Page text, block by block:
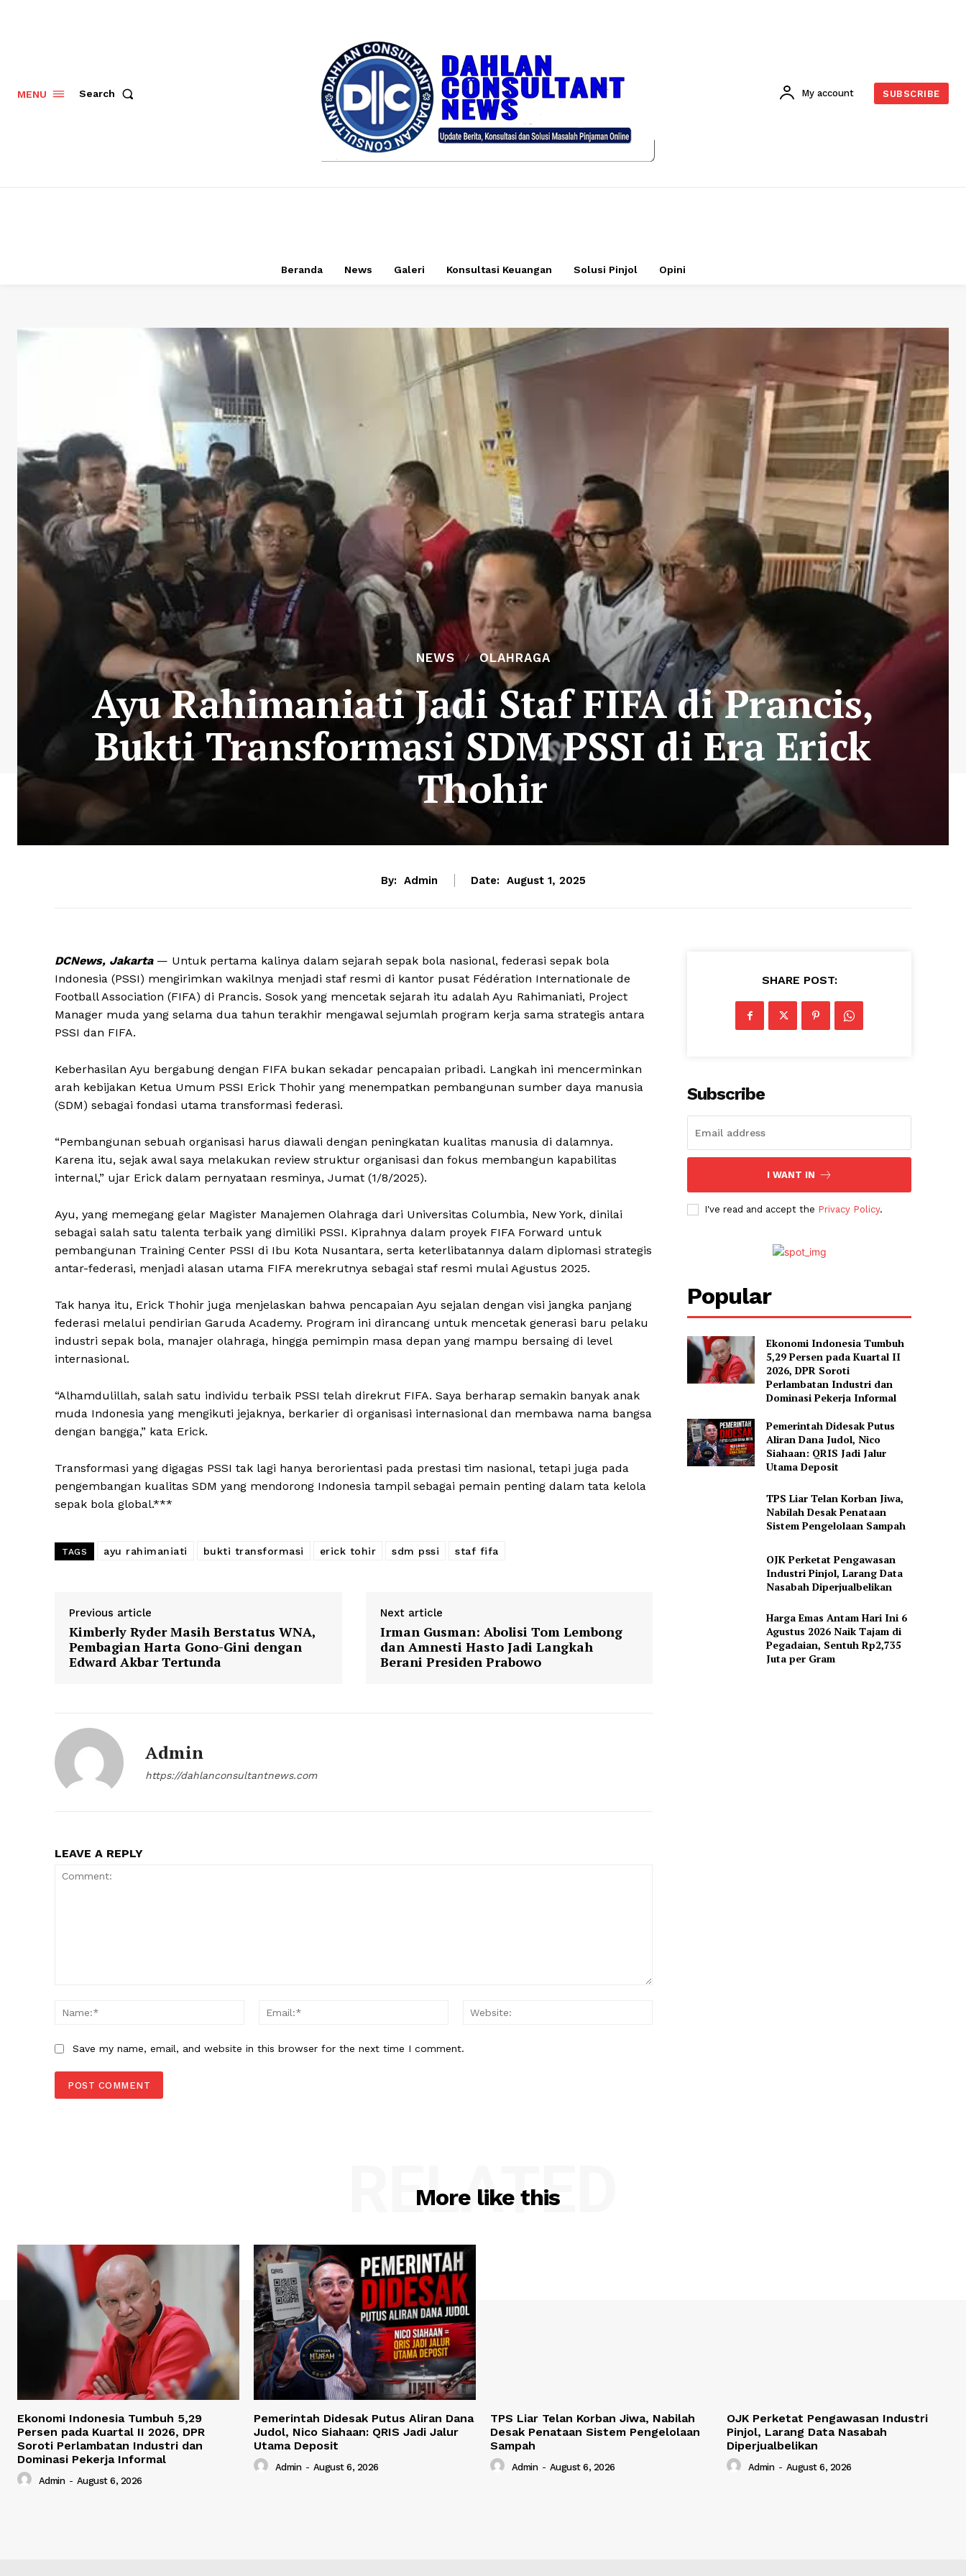
MENU Search My account SUBSCRIBE
Beranda News Galeri Konsultasi Keuangan Solusi Pinjol Opini
NEWS OLAHRAGA
Ayu Rahimaniati Jadi Staf FIFA di Prancis,
Bukti Transformasi SDM PSSI di Era Erick
Thohir
By: Admin Date: August 1, 2025
DCNews, Jakarta— Untuk pertama kalinya dalam sejarah sepak bola nasional, federasi sepak bola
Indonesia (PSSI) mengirimkan wakilnya menjadi staf resmi di kantor pusat Fédération Internationale de
Football Association (FIFA) di Prancis. Sosok yang mencetak sejarah itu adalah Ayu Rahimaniati, Project
Manager muda yang selama dua tahun terakhir mengawal sejumlah program kerja sama strategis antara
PSSI dan FIFA.
Keberhasilan Ayu bergabung dengan FIFA bukan sekadar pencapaian pribadi. Langkah ini mencerminkan
arah kebijakan Ketua Umum PSSI Erick Thohir yang menempatkan pembangunan sumber daya manusia
(SDM) sebagai fondasi utama transformasi federasi.
“Pembangunan sebuah organisasi harus diawali dengan peningkatan kualitas manusia di dalamnya.
Karena itu, sejak awal saya melakukan review struktur organisasi dan fokus membangun kapabilitas
internal,” ujar Erick dalam pernyataan resminya, Jumat (1/8/2025).
Ayu, yang memegang gelar Magister Manajemen Olahraga dari Universitas Columbia, New York, dinilai
sebagai salah satu talenta terbaik yang dimiliki PSSI. Kiprahnya dalam proyek FIFA Forward untuk
pembangunan Training Center PSSI di Ibu Kota Nusantara, serta keterlibatannya dalam diplomasi strategis
antar-federasi, menjadi alasan utama FIFA merekrutnya sebagai staf resmi mulai Agustus 2025.
Tak hanya itu, Erick Thohir juga menjelaskan bahwa pencapaian Ayu sejalan dengan visi jangka panjang
federasi melalui pendirian Garuda Academy. Program ini dirancang untuk mencetak generasi baru pelaku
industri sepak bola, manajer olahraga, hingga pemimpin masa depan yang mampu bersaing di level
internasional.
“Alhamdulillah, salah satu individu terbaik PSSI telah direkrut FIFA. Saya berharap semakin banyak anak
muda Indonesia yang mengikuti jejaknya, berkarier di organisasi internasional dan membawa nama bangsa
dengan bangga,” kata Erick.
Transformasi yang digagas PSSI tak lagi hanya berorientasi pada prestasi tim nasional, tetapi juga pada
pengembangan kualitas SDM yang mendorong Indonesia tampil sebagai pemain penting dalam tata kelola
sepak bola global.***
TAGS ayu rahimaniati bukti transformasi erick tohir sdm pssi staf fifa
Previous article
Kimberly Ryder Masih Berstatus WNA,
Pembagian Harta Gono-Gini dengan
Edward Akbar Tertunda
Next article
Irman Gusman: Abolisi Tom Lembong
dan Amnesti Hasto Jadi Langkah
Berani Presiden Prabowo
Admin
https://dahlanconsultantnews.com
LEAVE A REPLY
Name:*
Email:*
Save my name, email, and website in this browser for the next time I comment.
SHARE POST:
Subscribe
I WANT IN
I've read and accept the Privacy Policy.
Popular
Ekonomi Indonesia Tumbuh
5,29 Persen pada Kuartal II
2026, DPR Soroti
Perlambatan Industri dan
Dominasi Pekerja Informal
Pemerintah Didesak Putus
Aliran Dana Judol, Nico
Siahaan: QRIS Jadi Jalur
Utama Deposit
TPS Liar Telan Korban Jiwa,
Nabilah Desak Penataan
Sistem Pengelolaan Sampah
OJK Perketat Pengawasan
Industri Pinjol, Larang Data
Nasabah Diperjualbelikan
Harga Emas Antam Hari Ini 6
Agustus 2026 Naik Tajam di
Pegadaian, Sentuh Rp2,735
Juta per Gram
More like this
RELATED
Ekonomi Indonesia Tumbuh 5,29
Persen pada Kuartal II 2026, DPR
Soroti Perlambatan Industri dan
Dominasi Pekerja Informal
Admin - August 6, 2026
Pemerintah Didesak Putus Aliran Dana
Judol, Nico Siahaan: QRIS Jadi Jalur
Utama Deposit
Admin - August 6, 2026
TPS Liar Telan Korban Jiwa, Nabilah
Desak Penataan Sistem Pengelolaan
Sampah
Admin - August 6, 2026
OJK Perketat Pengawasan Industri
Pinjol, Larang Data Nasabah
Diperjualbelikan
Admin - August 6, 2026